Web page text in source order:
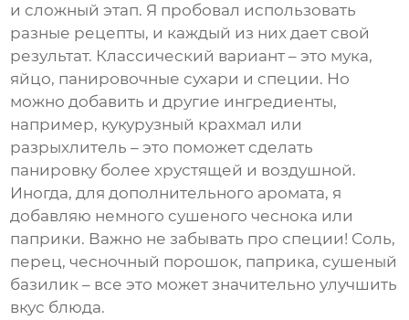
и сложный этап. Я пробовал использовать
разные рецепты, и каждый из них дает свой
результат. Классический вариант – это мука,
яйцо, панировочные сухари и специи. Но
можно добавить и другие ингредиенты,
например, кукурузный крахмал или
разрыхлитель – это поможет сделать
панировку более хрустящей и воздушной.
Иногда, для дополнительного аромата, я
добавляю немного сушеного чеснока или
паприки. Важно не забывать про специи! Соль,
перец, чесночный порошок, паприка, сушеный
базилик – все это может значительно улучшить
вкус блюда.